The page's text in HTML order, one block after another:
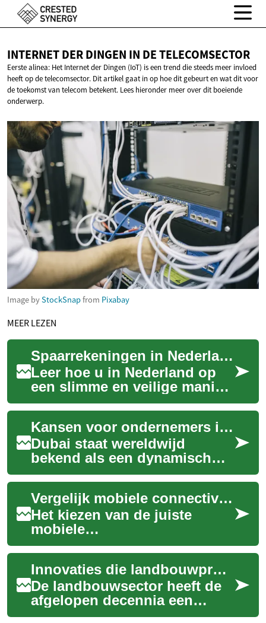
INTERNET DER DINGEN IN DE TELECOMSECTOR
Eerste alinea: Het Internet der Dingen (IoT) is een trend die steeds meer invloed
heeft op de telecomsector. Dit artikel gaat in op hoe dit gebeurt en wat dit voor
de toekomst van telecom betekent. Lees hieronder meer over dit boeiende
onderwerp.
Image byStockSnapfrom Pixabay
MEER LEZEN
Spaarrekeningen in Nederland: Slim Sparen en Vergelijken
Leer hoe u in Nederland op
een slimme en veilige manier
kunt sparen. Deze uitgebreide
gids legt de verschillende
soor...
Kansen voor ondernemers in Dubai
Dubai staat wereldwijd
bekend als een dynamisch
centrum voor handel en
innovatie, en biedt tal van
mogelijkheden voor...
Vergelijk mobiele connectiviteitsoplossingen
Het kiezen van de juiste
mobiele
connectiviteitsoplossing kan
een complexe taak zijn in een
wereld waar digitale comm...
Innovaties die landbouwprocessen transformeren
De landbouwsector heeft de
afgelopen decennia een
opmerkelijke transformatie